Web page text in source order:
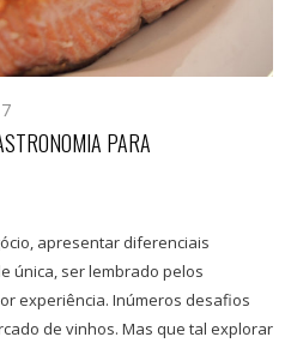
PARA
apresentar diferenciais
única, ser lembrado pelos
experiência. Inúmeros desafios
de vinhos. Mas que tal explorar